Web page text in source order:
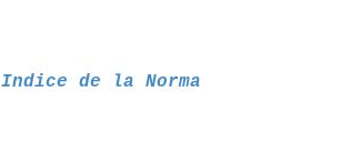
Indice de la Norma